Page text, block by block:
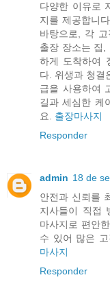
다양한 이유로
지를 제공합니
바탕으로, 각
출장 장소는 집,
하게 도착하여
다. 위생과 청결
급을 사용하여
길과 세심한 케
요. 출장마사지
Responder
admin 18 de
안전과 신뢰를
지사들이 직접
마사지로 편안
수 있어 많은
마사지
Responder